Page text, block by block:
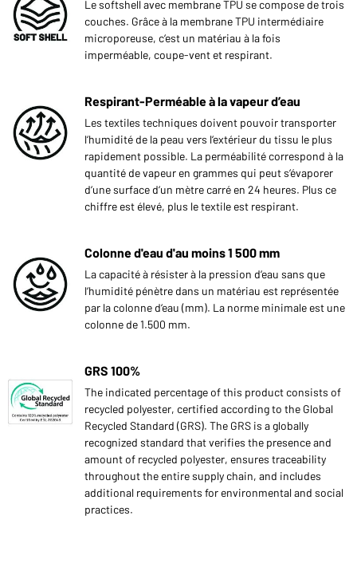
Le softshell avec membrane TPU se compose de trois
couches. Grâce à la membrane TPU intermédiaire
microporeuse, c‘est un matériau à la fois
imperméable, coupe-vent et respirant.
Respirant-Perméable à la vapeur d’eau
Les textiles techniques doivent pouvoir transporter
l‘humidité de la peau vers l‘extérieur du tissu le plus
rapidement possible. La perméabilité correspond à la
quantité de vapeur en grammes qui peut s‘évaporer
d‘une surface d‘un mètre carré en 24 heures. Plus ce
chiffre est élevé, plus le textile est respirant.
Colonne d'eau d'au moins 1 500 mm
La capacité à résister à la pression d‘eau sans que
l‘humidité pénètre dans un matériau est représentée
par la colonne d‘eau (mm). La norme minimale est une
colonne de 1.500 mm.
GRS 100%
The indicated percentage of this product consists of
recycled polyester, certified according to the Global
Recycled Standard (GRS). The GRS is a globally
recognized standard that verifies the presence and
amount of recycled polyester, ensures traceability
throughout the entire supply chain, and includes
additional requirements for environmental and social
practices.